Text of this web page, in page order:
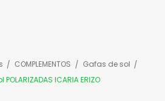
COMPLEMENTOS
Gafas de sol
ICARIA ERIZO